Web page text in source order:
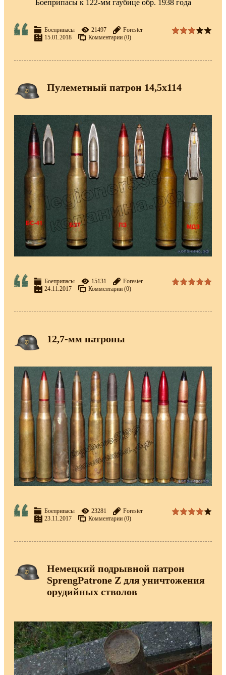
Боеприпасы к 122-мм гаубице обр. 1938 года
Боеприпасы 21497
Forester
15.01.2018
Комментарии (0)
Пулеметный патрон 14,5х114
Боеприпасы 15131
Forester
24.11.2017
Комментарии (0)
12,7-мм патроны
Боеприпасы 23281
Forester
23.11.2017
Комментарии (0)
Немецкий подрывной патрон
SprengPatrone Z для уничтожения
орудийных стволов